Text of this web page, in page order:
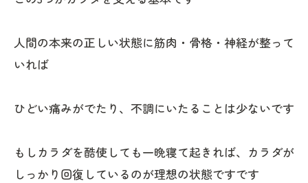
人間の本来の正しい状態に筋肉・骨格・神経が整って
いれば
ひどい痛みがでたり、不調にいたることは少ないです
もしカラダを酷使しても一晩寝て起きれば、カラダが
しっかり回復しているのが理想の状態ですです